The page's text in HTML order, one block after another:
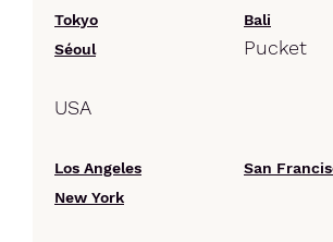
Tokyo
Bali
Séoul
Pucket
USA
Los Angeles
San
New York